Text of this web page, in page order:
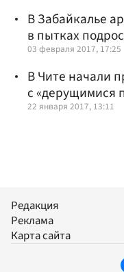
В Забайкалье
в пытках
03 февраля 2017, 17:25
В Чите начали
с «дерущимися
22 января 2017, 13:11
Редакция
Реклама
Карта сайта